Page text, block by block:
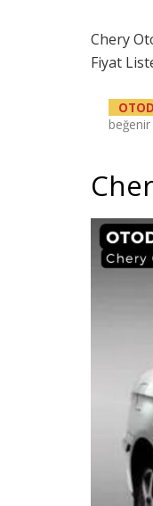
Chery
Fiyat
beğenir